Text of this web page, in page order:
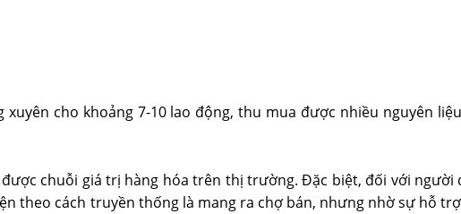
cho khoảng 7-10 lao động, thu mua được nhiều nguyên
chuỗi giá trị hàng hóa trên thị trường. Đặc biệt, đối với người
theo cách truyền thống là mang ra chợ bán, nhưng nhờ sự hỗ